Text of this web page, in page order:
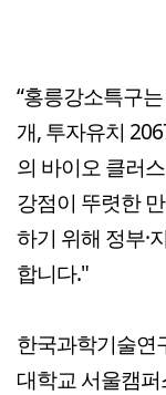
“홍릉강소특구
개, 투자유치
의 바이오 클러
강점이 뚜렷한
하기 위해 정부·
합니다."
한국과학기술연
대학교 서울캠